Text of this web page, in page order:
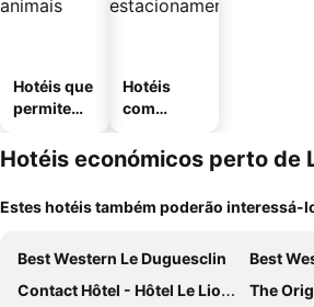
Hotéis que
permitem
Hotéis
com
mento
Hotéis económicos perto de
Estes hotéis também poderão interessá-
Best Western Le Duguesclin
Best
Contact Hôtel - Hôtel Le Lion d'Or Lamballe
The Originals